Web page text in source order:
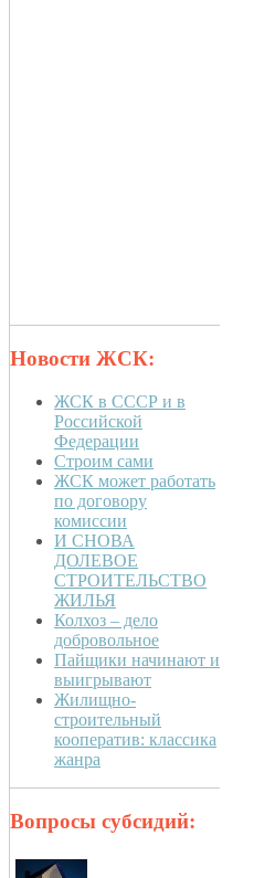
Новости ЖСК:
ЖСК в СССР и в
Российской
Федерации
Строим сами
ЖСК может работать
по договору
комиссии
И СНОВА
ДОЛЕВОЕ
СТРОИТЕЛЬСТВО
ЖИЛЬЯ
Колхоз – дело
добровольное
Пайщики начинают и
выигрывают
Жилищно-
строительный
кооператив: классика
жанра
Вопросы субсидий: